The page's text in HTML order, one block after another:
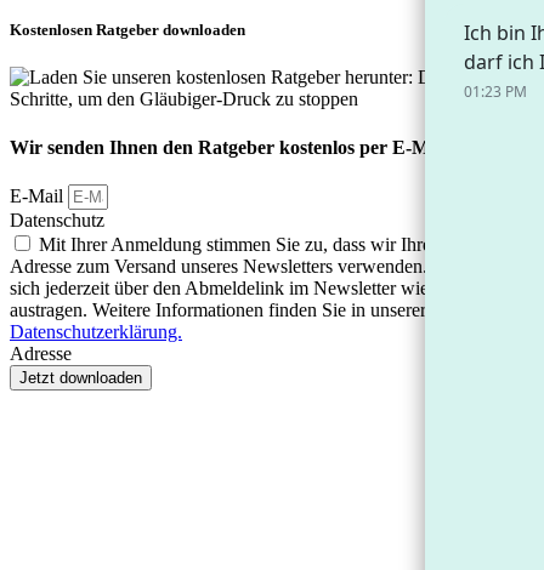
Kostenlosen Ratgeber downloaden
Wir senden Ihnen den Ratgeber kostenlos per E-Mail zu
E-Mail
Datenschutz
Mit Ihrer Anmeldung stimmen Sie zu, dass wir Ihre E-Mail-
Adresse zum Versand unseres Newsletters verwenden. Sie können
sich jederzeit über den Abmeldelink im Newsletter wieder
austragen. Weitere Informationen finden Sie in unserer
Datenschutzerklärung.
Adresse
Jetzt downloaden